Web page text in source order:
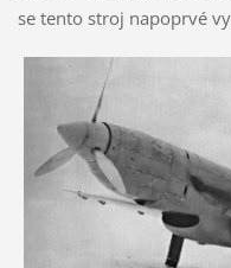
se tento stroj napoprvé